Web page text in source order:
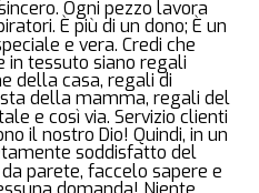
Ogni pezzo lavora
È più di un dono; È un
e vera. Credi che
in tessuto siano regali
della casa, regali di
della mamma, regali del
e così via. Servizio clienti
il nostro Dio! Quindi, in un
soddisfatto del
parete, faccelo sapere e